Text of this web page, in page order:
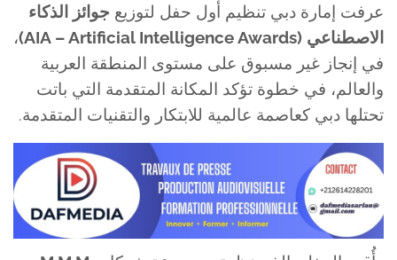
عرفت إمارة دبي تنظيم أول حفل لتوزيع جوائز الذكاء
الاصطناعي (AIA – Artificial Intelligence Awards)
،
في إنجاز غير مسبوق على مستوى المنطقة العربية
والعالم، في خطوة تؤكد المكانة المتقدمة التي باتت
تحتلها دبي كعاصمة عالمية للابتكار والتقنيات المتقدمة.